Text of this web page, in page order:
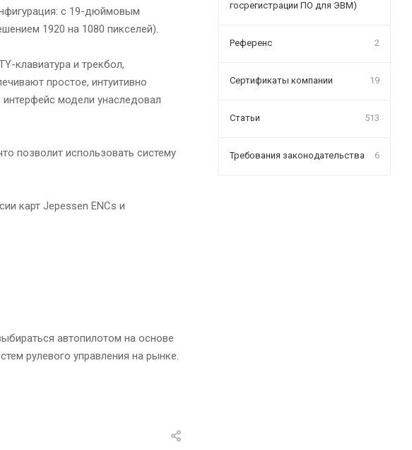
с 19-дюймовым
1920 на 1080 пикселей).
клавиатура и трекбол,
простое, интуитивно
модели унаследовал
позволит использовать систему
карт Jepessen ENCs и
автопилотом на основе
рулевого управления на рынке.
госрегистрации ПО для ЭВМ)
Референс 2
Сертификаты компании 19
Статьи 513
Требования законодательства 6